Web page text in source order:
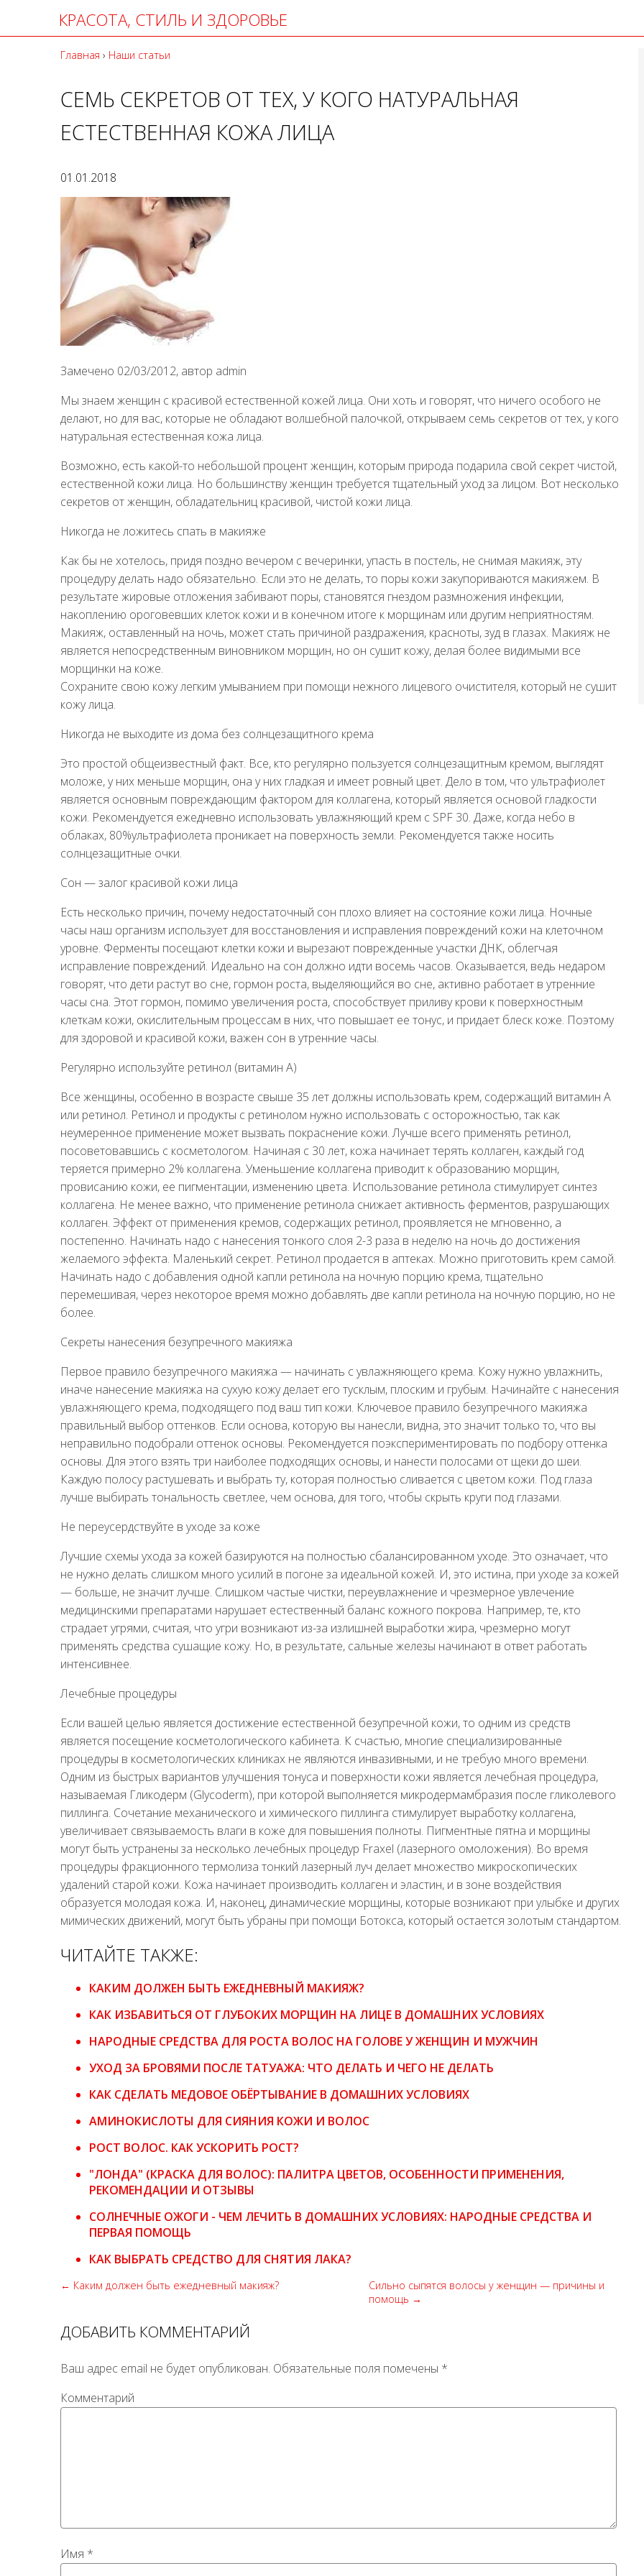
КРАСОТА, СТИЛЬ И ЗДОРОВЬЕ
Главная › Наши статьи
СЕМЬ СЕКРЕТОВ ОТ ТЕХ, У КОГО НАТУРАЛЬНАЯ
ЕСТЕСТВЕННАЯ КОЖА ЛИЦА
01.01.2018
Замечено 02/03/2012, автор admin
Мы знаем женщин с красивой естественной кожей лица. Они хоть и говорят, что ничего особого не
делают, но для вас, которые не обладают волшебной палочкой, открываем семь секретов от тех, у кого
натуральная естественная кожа лица.
Возможно, есть какой-то небольшой процент женщин, которым природа подарила свой секрет чистой,
естественной кожи лица. Но большинству женщин требуется тщательный уход за лицом. Вот несколько
секретов от женщин, обладательниц красивой, чистой кожи лица.
Никогда не ложитесь спать в макияже
Как бы не хотелось, придя поздно вечером с вечеринки, упасть в постель, не снимая макияж, эту
процедуру делать надо обязательно. Если это не делать, то поры кожи закупориваются макияжем. В
результате жировые отложения забивают поры, становятся гнездом размножения инфекции,
накоплению ороговевших клеток кожи и в конечном итоге к морщинам или другим неприятностям.
Макияж, оставленный на ночь, может стать причиной раздражения, красноты, зуд в глазах. Макияж не
является непосредственным виновником морщин, но он сушит кожу, делая более видимыми все
морщинки на коже.
Сохраните свою кожу легким умыванием при помощи нежного лицевого очистителя, который не сушит
кожу лица.
Никогда не выходите из дома без солнцезащитного крема
Это простой общеизвестный факт. Все, кто регулярно пользуется солнцезащитным кремом, выглядят
моложе, у них меньше морщин, она у них гладкая и имеет ровный цвет. Дело в том, что ультрафиолет
является основным повреждающим фактором для коллагена, который является основой гладкости
кожи. Рекомендуется ежедневно использовать увлажняющий крем с SPF 30. Даже, когда небо в
облаках, 80%ультрафиолета проникает на поверхность земли. Рекомендуется также носить
солнцезащитные очки.
Сон — залог красивой кожи лица
Есть несколько причин, почему недостаточный сон плохо влияет на состояние кожи лица. Ночные
часы наш организм использует для восстановления и исправления повреждений кожи на клеточном
уровне. Ферменты посещают клетки кожи и вырезают поврежденные участки ДНК, облегчая
исправление повреждений. Идеально на сон должно идти восемь часов. Оказывается, ведь недаром
говорят, что дети растут во сне, гормон роста, выделяющийся во сне, активно работает в утренние
часы сна. Этот гормон, помимо увеличения роста, способствует приливу крови к поверхностным
клеткам кожи, окислительным процессам в них, что повышает ее тонус, и придает блеск коже. Поэтому
для здоровой и красивой кожи, важен сон в утренние часы.
Регулярно используйте ретинол (витамин А)
Все женщины, особенно в возрасте свыше 35 лет должны использовать крем, содержащий витамин А
или ретинол. Ретинол и продукты с ретинолом нужно использовать с осторожностью, так как
неумеренное применение может вызвать покраснение кожи. Лучше всего применять ретинол,
посоветовавшись с косметологом. Начиная с 30 лет, кожа начинает терять коллаген, каждый год
теряется примерно 2% коллагена. Уменьшение коллагена приводит к образованию морщин,
провисанию кожи, ее пигментации, изменению цвета. Использование ретинола стимулирует синтез
коллагена. Не менее важно, что применение ретинола снижает активность ферментов, разрушающих
коллаген. Эффект от применения кремов, содержащих ретинол, проявляется не мгновенно, а
постепенно. Начинать надо с нанесения тонкого слоя 2-3 раза в неделю на ночь до достижения
желаемого эффекта. Маленький секрет. Ретинол продается в аптеках. Можно приготовить крем самой.
Начинать надо с добавления одной капли ретинола на ночную порцию крема, тщательно
перемешивая, через некоторое время можно добавлять две капли ретинола на ночную порцию, но не
более.
Секреты нанесения безупречного макияжа
Первое правило безупречного макияжа — начинать с увлажняющего крема. Кожу нужно увлажнить,
иначе нанесение макияжа на сухую кожу делает его тусклым, плоским и грубым. Начинайте с нанесения
увлажняющего крема, подходящего под ваш тип кожи. Ключевое правило безупречного макияжа
правильный выбор оттенков. Если основа, которую вы нанесли, видна, это значит только то, что вы
неправильно подобрали оттенок основы. Рекомендуется поэкспериментировать по подбору оттенка
основы. Для этого взять три наиболее подходящих основы, и нанести полосами от щеки до шеи.
Каждую полосу растушевать и выбрать ту, которая полностью сливается с цветом кожи. Под глаза
лучше выбирать тональность светлее, чем основа, для того, чтобы скрыть круги под глазами.
Не переусердствуйте в уходе за коже
Лучшие схемы ухода за кожей базируются на полностью сбалансированном уходе. Это означает, что
не нужно делать слишком много усилий в погоне за идеальной кожей. И, это истина, при уходе за кожей
— больше, не значит лучше. Слишком частые чистки, переувлажнение и чрезмерное увлечение
медицинскими препаратами нарушает естественный баланс кожного покрова. Например, те, кто
страдает угрями, считая, что угри возникают из-за излишней выработки жира, чрезмерно могут
применять средства сушащие кожу. Но, в результате, сальные железы начинают в ответ работать
интенсивнее.
Лечебные процедуры
Если вашей целью является достижение естественной безупречной кожи, то одним из средств
является посещение косметологического кабинета. К счастью, многие специализированные
процедуры в косметологических клиниках не являются инвазивными, и не требую много времени.
Одним из быстрых вариантов улучшения тонуса и поверхности кожи является лечебная процедура,
называемая Гликодерм (Glycoderm), при которой выполняется микродермамбразия после гликолевого
пиллинга. Сочетание механического и химического пиллинга стимулирует выработку коллагена,
увеличивает связываемость влаги в коже для повышения полноты. Пигментные пятна и морщины
могут быть устранены за несколько лечебных процедур Fraxel (лазерного омоложения). Во время
процедуры фракционного термолиза тонкий лазерный луч делает множество микроскопических
удалений старой кожи. Кожа начинает производить коллаген и эластин, и в зоне воздействия
образуется молодая кожа. И, наконец, динамические морщины, которые возникают при улыбке и других
мимических движений, могут быть убраны при помощи Ботокса, который остается золотым стандартом.
ЧИТАЙТЕ ТАКЖЕ:
КАКИМ ДОЛЖЕН БЫТЬ ЕЖЕДНЕВНЫЙ МАКИЯЖ?
КАК ИЗБАВИТЬСЯ ОТ ГЛУБОКИХ МОРЩИН НА ЛИЦЕ В ДОМАШНИХ УСЛОВИЯХ
НАРОДНЫЕ СРЕДСТВА ДЛЯ РОСТА ВОЛОС НА ГОЛОВЕ У ЖЕНЩИН И МУЖЧИН
УХОД ЗА БРОВЯМИ ПОСЛЕ ТАТУАЖА: ЧТО ДЕЛАТЬ И ЧЕГО НЕ ДЕЛАТЬ
КАК СДЕЛАТЬ МЕДОВОЕ ОБЁРТЫВАНИЕ В ДОМАШНИХ УСЛОВИЯХ
АМИНОКИСЛОТЫ ДЛЯ СИЯНИЯ КОЖИ И ВОЛОС
РОСТ ВОЛОС. КАК УСКОРИТЬ РОСТ?
"ЛОНДА" (КРАСКА ДЛЯ ВОЛОС): ПАЛИТРА ЦВЕТОВ, ОСОБЕННОСТИ ПРИМЕНЕНИЯ,
РЕКОМЕНДАЦИИ И ОТЗЫВЫ
СОЛНЕЧНЫЕ ОЖОГИ - ЧЕМ ЛЕЧИТЬ В ДОМАШНИХ УСЛОВИЯХ: НАРОДНЫЕ СРЕДСТВА И
ПЕРВАЯ ПОМОЩЬ
КАК ВЫБРАТЬ СРЕДСТВО ДЛЯ СНЯТИЯ ЛАКА?
← Каким должен быть ежедневный макияж?
Сильно сыпятся волосы у женщин — причины и
помощь →
ДОБАВИТЬ КОММЕНТАРИЙ
Ваш адрес email не будет опубликован. Обязательные поля помечены *
Комментарий
Имя *